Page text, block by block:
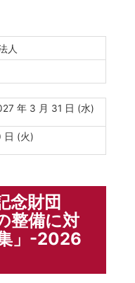
人
年 3 月 31 日 (水)
日 (火)
念財団
整備に対
」-2026